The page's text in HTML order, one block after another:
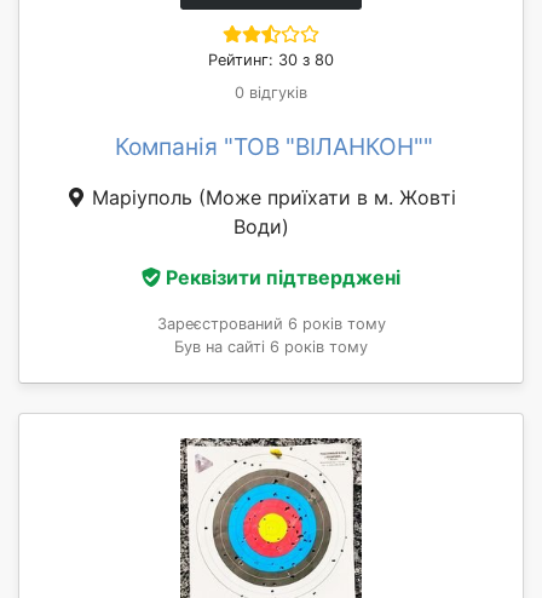
Рейтинг: 30 з 80
0 відгуків
Компанія "ТОВ "ВІЛАНКОН""
Маріуполь (Може приїхати в м. Жовті
Води)
Реквізити підтверджені
Зареєстрований 6 років тому
Був на сайті 6 років тому